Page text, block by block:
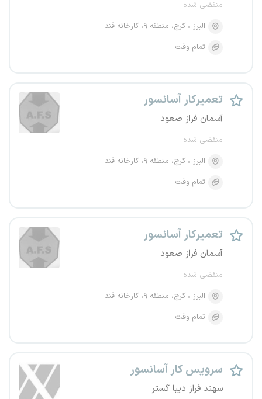
منقضی شده
البرز
کرج، منطقه ۹، کارخانه قند
تمام وقت
تعمیرکار آسانسور
آسمان فراز صعود
منقضی شده
البرز
کرج، منطقه ۹، کارخانه قند
تمام وقت
تعمیرکار آسانسور
آسمان فراز صعود
منقضی شده
البرز
کرج، منطقه ۹، کارخانه قند
تمام وقت
سرویس کار آسانسور
سهند فراز دیبا گستر